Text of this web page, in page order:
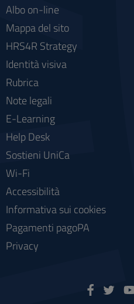
Albo on-line
Mappa del sito
HRS4R Strategy
Identità visiva
Rubrica
Note legali
E-Learning
Help Desk
Sostieni UniCa
Wi-Fi
Accessibilità
Informativa sui cookies
Pagamenti pagoPA
Privacy